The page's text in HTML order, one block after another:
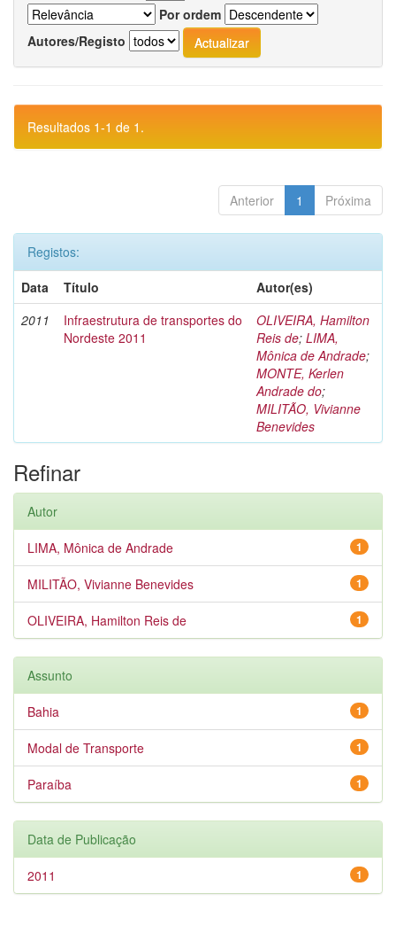
Por ordem
Autores/Registo
Resultados 1-1 de 1.
Anterior 1 Próxima
Registos:
Data
Título
Autor(es)
2011
Infraestrutura de transportes do
Nordeste 2011
OLIVEIRA, Hamilton
Reis de; LIMA,
Mônica de Andrade;
MONTE, Kerlen
Andrade do;
MILITÃO, Vivianne
Benevides
Refinar
Autor
1
LIMA, Mônica de Andrade
1
MILITÃO, Vivianne Benevides
1
OLIVEIRA, Hamilton Reis de
Assunto
1
Bahia
1
Modal de Transporte
1
Paraíba
Data de Publicação
1
2011